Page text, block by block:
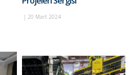
| 20 Mart 2024